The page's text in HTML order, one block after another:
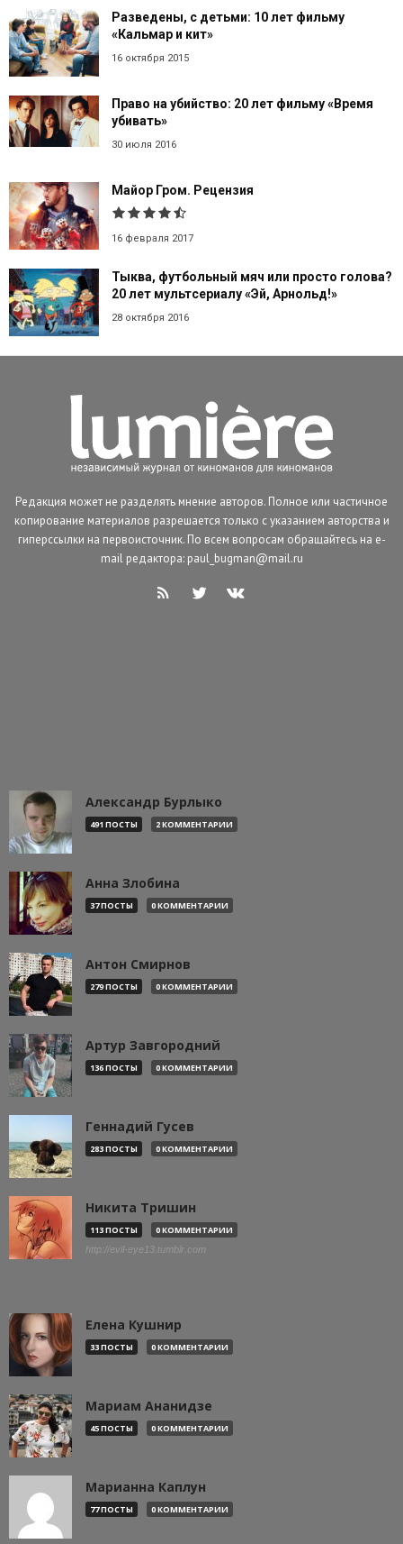
Разведены, с детьми: 10 лет фильму
«Кальмар и кит»
16 октября 2015
Право на убийство: 20 лет фильму «Время
убивать»
30 июля 2016
Майор Гром. Рецензия
16 февраля 2017
Тыква, футбольный мяч или просто голова?
20 лет мультсериалу «Эй, Арнольд!»
28 октября 2016
Редакция может не разделять мнение авторов. Полное или частичное
копирование материалов разрешается только с указанием авторства и
гиперссылки на первоисточник. По всем вопросам обращайтесь на e-
mail редактора: paul_bugman@mail.ru
Александр Бурлыко
491 ПОСТЫ 2 КОММЕНТАРИИ
Анна Злобина
37 ПОСТЫ 0 КОММЕНТАРИИ
Антон Смирнов
279 ПОСТЫ 0 КОММЕНТАРИИ
Артур Завгородний
136 ПОСТЫ 0 КОММЕНТАРИИ
Геннадий Гусев
283 ПОСТЫ 0 КОММЕНТАРИИ
Никита Тришин
113 ПОСТЫ 0 КОММЕНТАРИИ
http://evil-eye13.tumblr.com
Елена Кушнир
33 ПОСТЫ 0 КОММЕНТАРИИ
Мариам Ананидзе
45 ПОСТЫ 0 КОММЕНТАРИИ
Марианна Каплун
77 ПОСТЫ 0 КОММЕНТАРИИ